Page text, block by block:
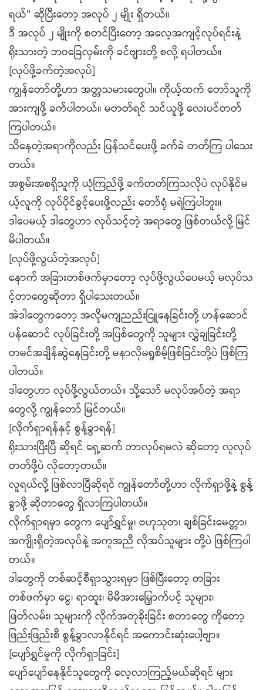
ရယ်" ဆိုပြီးတော့ အလုပ် ၂ မျိုး ရှိတယ်။
ဒီ အလုပ် ၂ မျိုးကို စတင်ပြီးတော့ အလေ့အကျင့်လုပ်ရင်းနဲ့
ရိုးသားတဲ့ ဘဝခြေလှမ်းကို ခင်ဗျားတို့ စလို့ ရပါတယ်။
[လုပ်ဖို့ခက်တဲ့အလုပ်]
ကျွန်တော်တို့ဟာ အတ္တသမားတွေပါ။ ကိုယ့်ထက် တော်သူကို
အားကျဖို့ ခက်ပါတယ်။ မတတ်ရင် သင်ယူဖို့ လေးပင်တတ်
ကြပါတယ်။
သိနေတဲ့အရာကိုလည်း ပြန်သင်ပေးဖို့ ခက်ခဲ တတ်ကြ ပါသေး
တယ်။
အစွမ်းအစရှိသူကို ယုံကြည်ဖို့ ခက်တတ်ကြသလိုပဲ လုပ်နိုင်မ
ယ့်လူကို လုပ်ပိုင်ခွင့်ပေးဖို့လည်း တော်ရုံ မရဲကြပါဘူး။
ဒါပေမယ့် ဒါတွေဟာ လုပ်သင့်တဲ့ အရာတွေ ဖြစ်တယ်လို့ မြင်
မိပါတယ်။
[လုပ်ဖို့လွယ်တဲ့အလုပ်]
နောက် အခြားတစ်ဖက်မှာတော့ လုပ်ဖို့လွယ်ပေမယ့် မလုပ်သ
င့်တာတွေဆိုတာ ရှိပါသေးတယ်။
အဲဒါတွေကတော့ အလိုမကျညည်းငြူနေခြင်းတို့ ဟန်ဆောင်
ပန်ဆောင် လုပ်ခြင်းတို့ အပြစ်တွေကို သူများ လွှဲချခြင်းတို့
တမင်အချိန်ဆွဲနေခြင်းတို့ မနာလိုမရှုစိမ့်ဖြစ်ခြင်းတို့ပဲ ဖြစ်ကြ
ပါတယ်။
ဒါတွေဟာ လုပ်ဖို့လွယ်တယ်။ သို့သော် မလုပ်အပ်တဲ့ အရာ
တွေလို့ ကျွန်တော် မြင်တယ်။
[လိုက်ရှာရန်နှင့် စွန့်ခွာရန်]
ရိုးသားပြီးပြီ ဆိုရင် ရှေ့ဆက် ဘာလုပ်ရမလဲ ဆိုတော့ လူလုပ်
တတ်ဖို့ပဲ လိုတော့တယ်။
လူရယ်လို့ ဖြစ်လာပြီဆိုရင် ကျွန်တော်တို့ဟာ လိုက်ရှာဖို့နဲ့ စွန့်
ခွာဖို့ ဆိုတာတွေ ရှိလာကြပါတယ်။
လိုက်ရှာရမှာ တွေက ပျော်ရွှင်မှု၊ ဗဟုသုတ၊ ချစ်ခြင်းမေတ္တာ၊
အကျိုးရှိတဲ့အလုပ်နဲ့ အကူအညီ လိုအပ်သူများ တို့ပဲ ဖြစ်ကြပါ
တယ်။
ဒါတွေကို တစ်ဆင့်စီရှာသွားရမှာ ဖြစ်ပြီးတော့ တခြား
တစ်ဖက်မှာ ငွေ၊ ရာထူး၊ မိမိအားမြှောက်ပင့် သူများ၊
ဖြတ်လမ်း၊ သူများကို လိုက်အတုခိုးခြင်း စတာတွေ ကိုတော့
ဖြည်းဖြည်းစီ စွန့်ခွာလာနိုင်ရင် အကောင်းဆုံးပေါ့ဗျာ။
[ပျော်ရွှင်မှုကို လိုက်ရှာခြင်း]
ပျော်ပျော်နေနိုင်သူတွေကို လေ့လာကြည့်မယ်ဆိုရင် များ